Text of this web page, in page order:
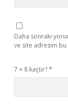
Daha sonraki
ve site adresim bu
7 + 8 kaçtır?*